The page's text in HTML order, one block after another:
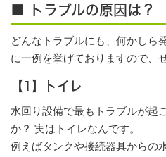
■ トラブルの原因は？
どんなトラブルにも、何かしら
に一例を挙げておりますので、
【1】トイレ
水回り設備で最もトラブルが起
か？ 実はトイレなんです。
例えばタンクや接続器具からの